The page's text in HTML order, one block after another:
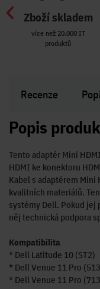
Zboží skladem
více než 20.000 IT
produktů
Recenze
Popis
Tento adaptér Mini
HDMI ke konektoru
Kabel s adaptérem Mini
kvalitních materiálů.
systémy Dell. Pokud jej
něj technická podpora
Kompatibilita
* Dell Latitude 10 (ST2)
* Dell Venue 11 Pro
* Dell Venue 11 Pro